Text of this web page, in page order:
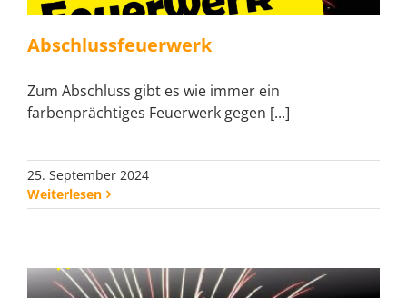
Abschlussfeuerwerk
Zum Abschluss gibt es wie immer ein
farbenprächtiges Feuerwerk gegen [...]
25. September 2024
Weiterlesen